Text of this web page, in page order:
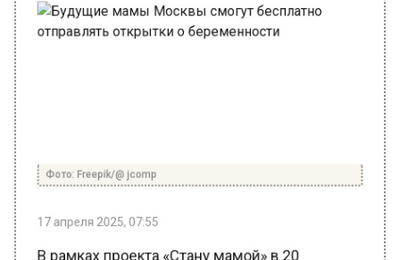
17 апреля 2025, 07:55
В рамках проекта «Стану мамой» в 20
столичных женских консультациях и центрах